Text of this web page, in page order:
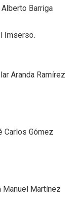
Barriga
Imserso.
Aranda Ramírez
Carlos Gómez
Manuel Martínez